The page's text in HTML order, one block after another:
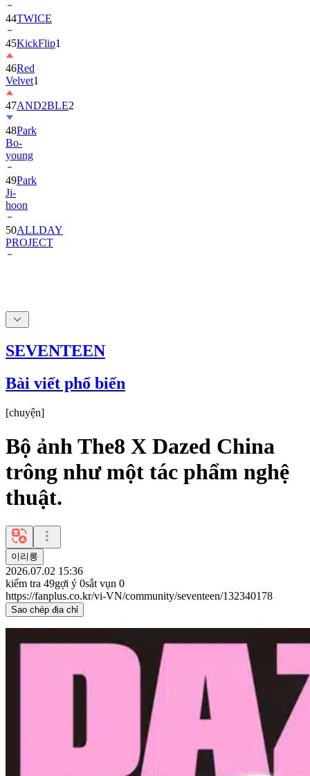
44TWICE
45KickFlip1
46Red
Velvet1
47AND2BLE2
48Park
Bo-
young
49Park
Ji-
hoon
50ALLDAY
PROJECT
SEVENTEEN
Bài viết phổ biến
[chuyện]
Bộ ảnh The8 X Dazed China
trông như một tác phẩm nghệ
thuật.
이리롱
2026.07.02 15:36
kiểm tra 49gợi ý 0sắt vụn 0
https://fanplus.co.kr/vi-VN/community/seventeen/132340178
Sao chép địa chỉ